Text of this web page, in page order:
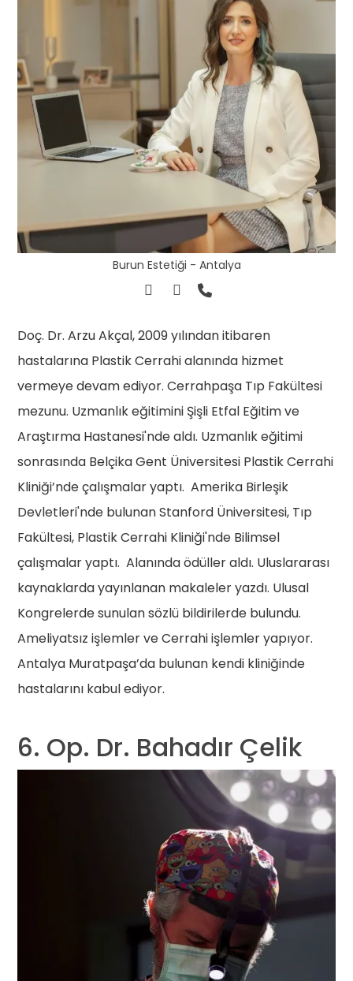
Burun Estetiği - Antalya
Doç. Dr. Arzu Akçal, 2009 yılından itibaren
hastalarına Plastik Cerrahi alanında hizmet
vermeye devam ediyor. Cerrahpaşa Tıp Fakültesi
mezunu. Uzmanlık eğitimini Şişli Etfal Eğitim ve
Araştırma Hastanesi'nde aldı. Uzmanlık eğitimi
sonrasında Belçika Gent Üniversitesi Plastik Cerrahi
Kliniği’nde çalışmalar yaptı. Amerika Birleşik
Devletleri'nde bulunan Stanford Üniversitesi, Tıp
Fakültesi, Plastik Cerrahi Kliniği'nde Bilimsel
çalışmalar yaptı. Alanında ödüller aldı. Uluslararası
kaynaklarda yayınlanan makaleler yazdı. Ulusal
Kongrelerde sunulan sözlü bildirilerde bulundu.
Ameliyatsız işlemler ve Cerrahi işlemler yapıyor.
Antalya Muratpaşa’da bulunan kendi kliniğinde
hastalarını kabul ediyor.
6. Op. Dr. Bahadır Çelik